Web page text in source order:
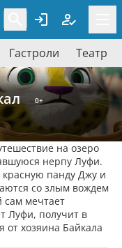
Гастроли Театр
0+
на озеро
нерпу Луфи.
панду Джу и
со злым вождем
сам мечтает
Луфи, получит в
от хозяина Байкала